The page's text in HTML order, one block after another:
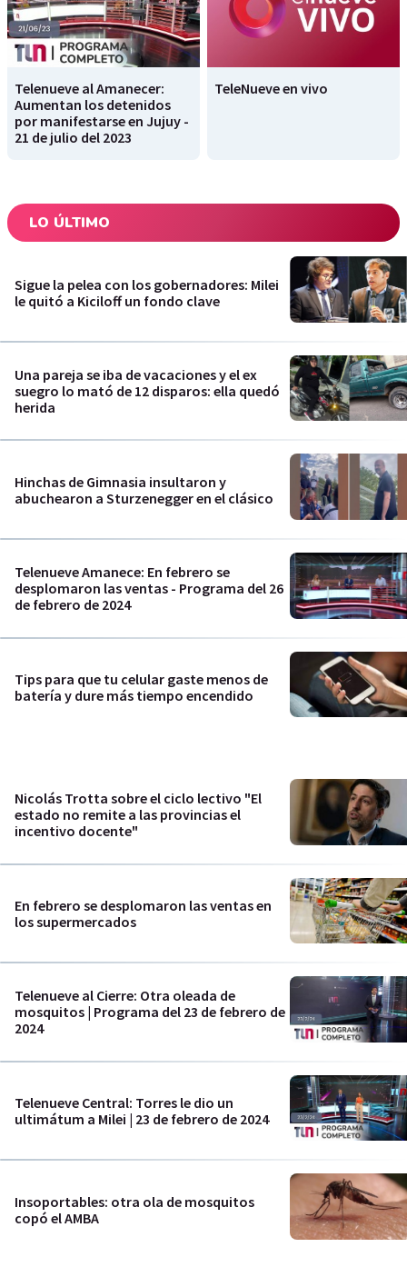
Telenueve al Amanecer:
Aumentan los detenidos
por manifestarse en Jujuy -
21 de julio del 2023
TeleNueve en vivo
LO ÚLTIMO
Sigue la pelea con los gobernadores: Milei
le quitó a Kiciloff un fondo clave
Una pareja se iba de vacaciones y el ex
suegro lo mató de 12 disparos: ella quedó
herida
Hinchas de Gimnasia insultaron y
abuchearon a Sturzenegger en el clásico
Telenueve Amanece: En febrero se
desplomaron las ventas - Programa del 26
de febrero de 2024
Tips para que tu celular gaste menos de
batería y dure más tiempo encendido
Nicolás Trotta sobre el ciclo lectivo "El
estado no remite a las provincias el
incentivo docente"
En febrero se desplomaron las ventas en
los supermercados
Telenueve al Cierre: Otra oleada de
mosquitos | Programa del 23 de febrero de
2024
Telenueve Central: Torres le dio un
ultimátum a Milei | 23 de febrero de 2024
Insoportables: otra ola de mosquitos
copó el AMBA